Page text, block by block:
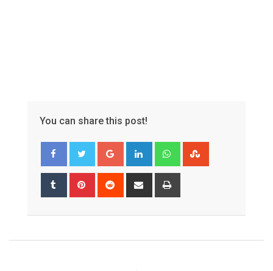
You can share this post!
Google+ LinkedIn Whatsapp
Tumblr Pinterest Reddit
Share